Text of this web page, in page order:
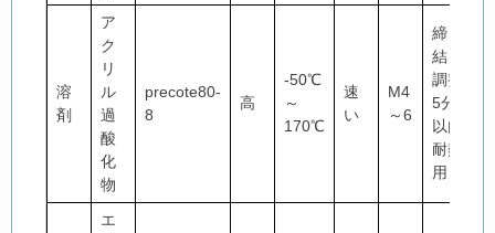
溶
剤
ア
ク
リ
ル
過
酸
化
物
precote80-
8
高
-50℃
～
170℃
速
い
M4
～6
締
結・
調整
5分
以内
耐熱
用
エ